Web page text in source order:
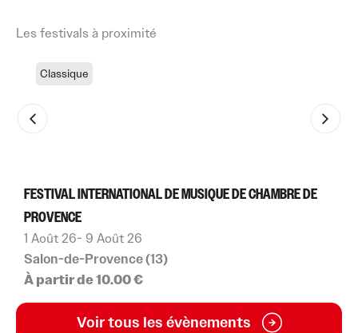
Les festivals à proximité
Classique
FESTIVAL INTERNATIONAL DE MUSIQUE DE CHAMBRE DE
PROVENCE
1 Août 26- 9 Août 26
Salon-de-Provence (13)
À partir de 10.00 €
Voir tous les évènements